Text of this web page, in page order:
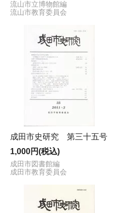
流山市立博物館編
流山市教育委員会
成田市史研究 第三十五号
1,000円(税込)
成田市図書館編
成田市教育委員会